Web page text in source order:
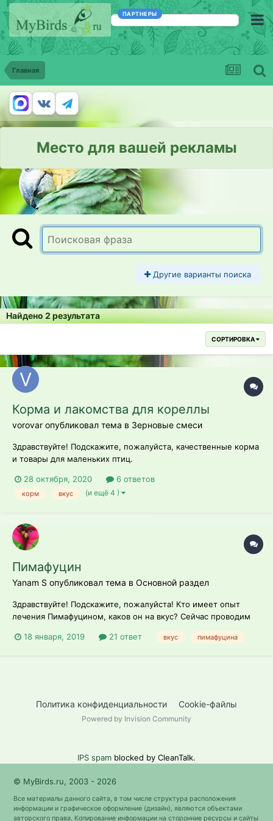
ПАРТНЕРЫ
Главная
Место для вашей рекламы
Другие варианты поиска
Найдено 2 результата
СОРТИРОВКА
Корма и лакомства для кореллы
vorovar опубликовал тема в Зерновые смеси
Здравствуйте! Подскажите, пожалуйста, качественные корма
и товары для маленьких птиц.
28 октября, 2020 6 ответов
корм вкус (и ещё 4 )
Пимафуцин
Yanam S опубликовал тема в Основной раздел
Здравствуйте! Подскажите, пожалуйста! Кто имеет опыт
лечения Пимафуцином, каков он на вкус? Сейчас проводим
подделку. Стоит недешево, поэтому покупать второй флакон
18 января, 2019 21 ответ вкус пимафуцина
Политика конфиденциальности Cookie-файлы
Powered by Invision Community
IPS spam blocked by CleanTalk.
© MyBirds.ru, 2003 - 2026
Все материалы данного сайта, в том числе структура расположения
информации и графическое оформление (дизайн), являются объектами
авторского права. Копирование информации на сторонние ресурсы и сайты